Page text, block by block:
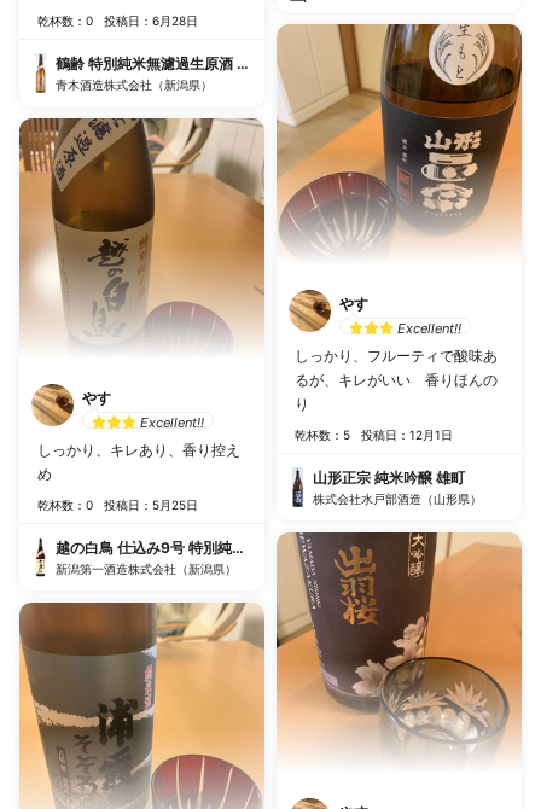
乾杯数：0 投稿日：6月28日
鶴齢 特別純米無濾過生原酒 山田錦55%
青木酒造株式会社（新潟県）
やす
Excellent!!
しっかり、キレあり、香り控え
め
乾杯数：0 投稿日：5月25日
越の白鳥 仕込み9号 特別純米酒 無濾過原酒
新潟第一酒造株式会社（新潟県）
やす
Excellent!!
しっかり、フルーティで酸味あ
るが、キレがいい 香りほんの
り
乾杯数：5 投稿日：12月1日
山形正宗 純米吟醸 雄町
株式会社水戸部酒造（山形県）